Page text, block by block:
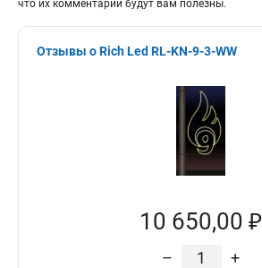
что их комментарии будут вам полезны.
Отзывы о Rich Led RL-KN-9-3-WW
10 650,00 ₽
– +